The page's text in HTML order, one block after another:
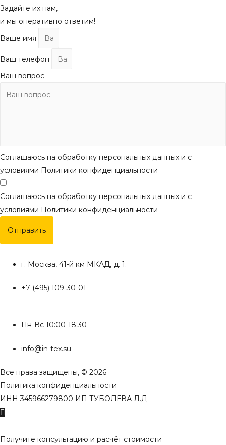
Задайте их нам,
и мы оперативно ответим!
Ваше имя
Ваш телефон
Ваш вопрос
Соглашаюсь на обработку персональных данных и с
условиями Политики конфиденциальности
Соглашаюсь на обработку персональных данных и с
условиями Политики конфиденциальности
Отправить
г. Москва, 41-й км МКАД, д. 1.
+7 (495) 109-30-01
Пн-Вс 10:00-18:30
info@in-tex.su
Все права защищены, © 2026
Политика конфиденциальности
ИНН 345966279800 ИП ТУБОЛЕВА Л.Д
Получите консультацию и расчёт стоимости